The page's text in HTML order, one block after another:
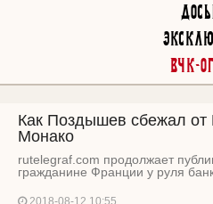
ВЧК-
Как Поздышев сбежал от
Монако
rutelegraf.com продолжает
гражданине Франции у руля
2018-08-12 10:55